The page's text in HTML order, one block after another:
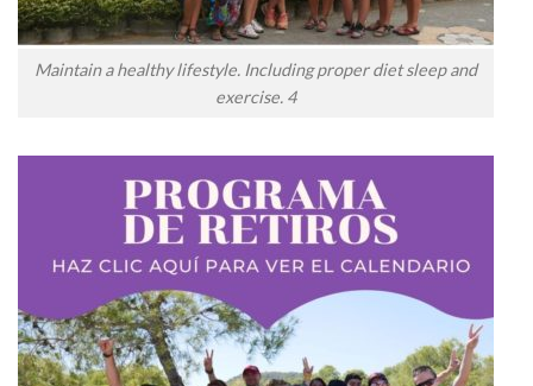
Maintain a healthy lifestyle. Including proper diet sleep and
exercise. 4